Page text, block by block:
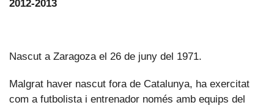
2012-2013
Nascut a Zaragoza el 26 de juny del 1971.
Malgrat haver nascut fora de Catalunya, ha exercitat
com a futbolista i entrenador només amb equips del